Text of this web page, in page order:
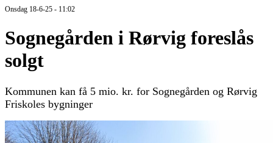
Onsdag 18-6-25 - 11:02
Sognegården i Rørvig foreslås
solgt
Kommunen kan få 5 mio. kr. for Sognegården og Rørvig
Friskoles bygninger